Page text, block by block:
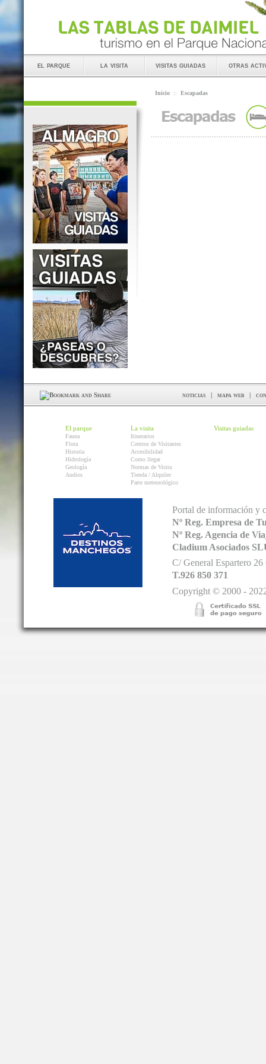
el parque la visita visitas guiadas otras
Inicio :: Escapadas
noticias | mapa web |
El parque
Fauna
Flora
Historia
Hidrología
Geología
Audios
La visita
Itinerarios
Centros de Visitantes
Accesibilidad
Como llegar
Normas de Visita
Tienda / Alquiler
Parte meteorológico
Visitas guiadas
Portal de información y
Nº Reg. Empresa de
Nº Reg. Agencia de
Cladium Asociados
C/ General Espartero
T.926 850 371
Copyright © 2000 -